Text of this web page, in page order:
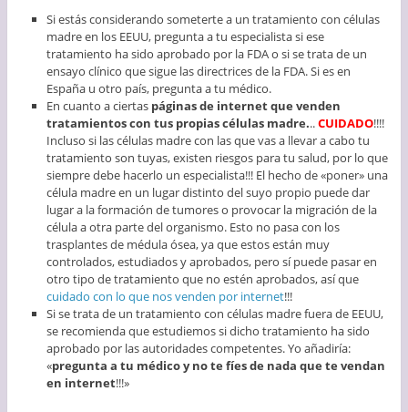
Si estás considerando someterte a un tratamiento con células
madre en los EEUU, pregunta a tu especialista si ese
tratamiento ha sido aprobado por la FDA o si se trata de un
ensayo clínico que sigue las directrices de la FDA. Si es en
España u otro país, pregunta a tu médico.
En cuanto a ciertas páginas de internet que venden
tratamientos con tus propias células madre...CUIDADO!!!!
Incluso si las células madre con las que vas a llevar a cabo tu
tratamiento son tuyas, existen riesgos para tu salud, por lo que
siempre debe hacerlo un especialista!!! El hecho de «poner» una
célula madre en un lugar distinto del suyo propio puede dar
lugar a la formación de tumores o provocar la migración de la
célula a otra parte del organismo. Esto no pasa con los
trasplantes de médula ósea, ya que estos están muy
controlados, estudiados y aprobados, pero sí puede pasar en
otro tipo de tratamiento que no estén aprobados, así que
cuidado con lo que nos venden por internet!!!
Si se trata de un tratamiento con células madre fuera de EEUU,
se recomienda que estudiemos si dicho tratamiento ha sido
aprobado por las autoridades competentes. Yo añadiría:
«pregunta a tu médico y no te fíes de nada que te vendan
en internet!!!»